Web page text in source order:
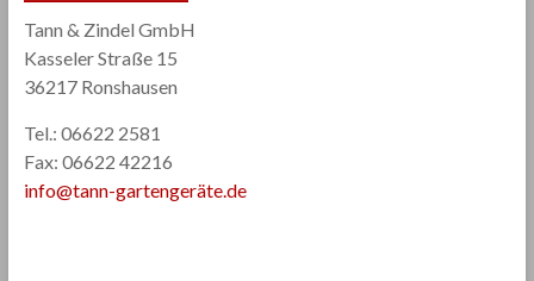
Tann & Zindel GmbH
Kasseler Straße 15
36217 Ronshausen
Tel.: 06622 2581
Fax: 06622 42216
info@tann-gartengeräte.de